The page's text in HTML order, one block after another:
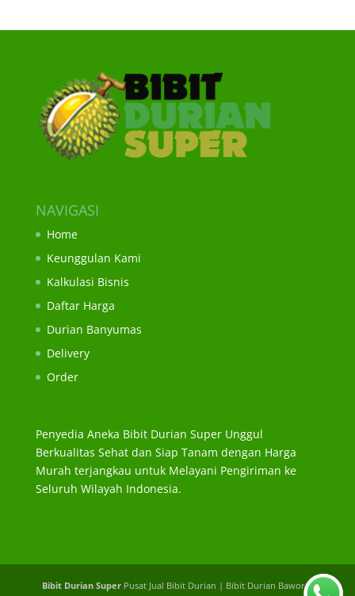
NAVIGASI
Home
Keunggulan Kami
Kalkulasi Bisnis
Daftar Harga
Durian Banyumas
Delivery
Order
Penyedia Aneka Bibit Durian Super Unggul
Berkualitas Sehat dan Siap Tanam dengan Harga
Murah terjangkau untuk Melayani Pengiriman ke
Seluruh Wilayah Indonesia.
Bibit Durian Super Pusat Jual Bibit Durian | Bibit Durian Bawor |